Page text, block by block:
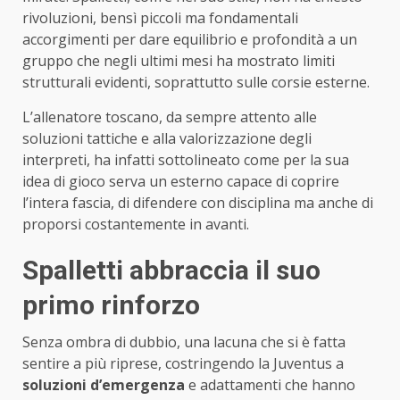
rivoluzioni, bensì piccoli ma fondamentali
accorgimenti per dare equilibrio e profondità a un
gruppo che negli ultimi mesi ha mostrato limiti
strutturali evidenti, soprattutto sulle corsie esterne.
L’allenatore toscano, da sempre attento alle
soluzioni tattiche e alla valorizzazione degli
interpreti, ha infatti sottolineato come per la sua
idea di gioco serva un esterno capace di coprire
l’intera fascia, di difendere con disciplina ma anche di
proporsi costantemente in avanti.
Spalletti abbraccia il suo
primo rinforzo
Senza ombra di dubbio, una lacuna che si è fatta
sentire a più riprese, costringendo la Juventus a
soluzioni d’emergenza e adattamenti che hanno